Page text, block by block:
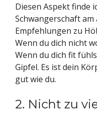
Diesen Aspekt finde
Schwangerschaft
Empfehlungen zu
Wenn du dich nicht
Wenn du dich fit
Gipfel. Es ist dein
gut wie du.
2. Nicht zu